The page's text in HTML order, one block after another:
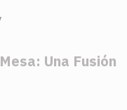
Una Fusión